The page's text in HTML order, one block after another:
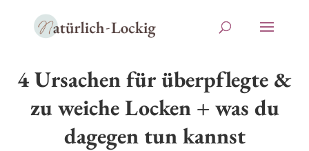
4 Ursachen für überpflegte &
zu weiche Locken + was du
dagegen tun kannst